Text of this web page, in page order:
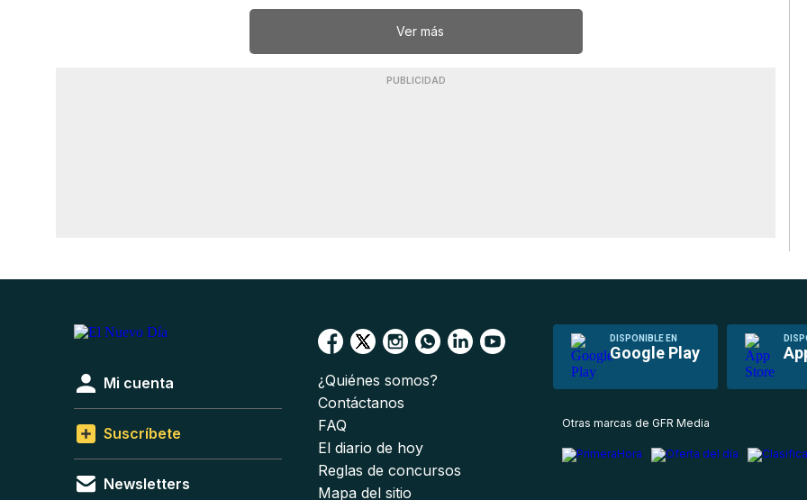
Ver más
PUBLICIDAD
DISPONIBLE EN
Google Play
Mi cuenta
Suscríbete
Newsletters
¿Quiénes somos?
Contáctanos
FAQ
El diario de hoy
Reglas de concursos
Mapa del sitio
Otras marcas de GFR Media